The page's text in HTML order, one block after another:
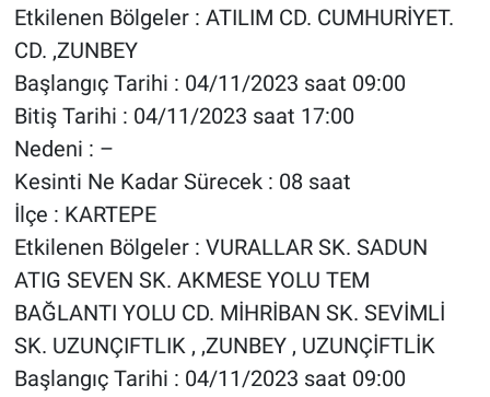
Etkilenen Bölgeler : ATILIM CD. CUMHURİYET.
CD. ,ZUNBEY
Başlangıç Tarihi : 04/11/2023 saat 09:00
Bitiş Tarihi : 04/11/2023 saat 17:00
Nedeni : –
Kesinti Ne Kadar Sürecek : 08 saat
İlçe : KARTEPE
Etkilenen Bölgeler : VURALLAR SK. SADUN
ATIG SEVEN SK. AKMESE YOLU TEM
BAĞLANTI YOLU CD. MİHRİBAN SK. SEVİMLİ
SK. UZUNÇIFTLIK , ,ZUNBEY , UZUNÇİFTLİK
Başlangıç Tarihi : 04/11/2023 saat 09:00